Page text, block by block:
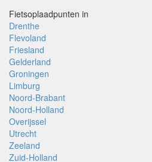
Fietsoplaadpunten in
Drenthe
Flevoland
Friesland
Gelderland
Groningen
Limburg
Noord-Brabant
Noord-Holland
Overijssel
Utrecht
Zeeland
Zuid-Holland